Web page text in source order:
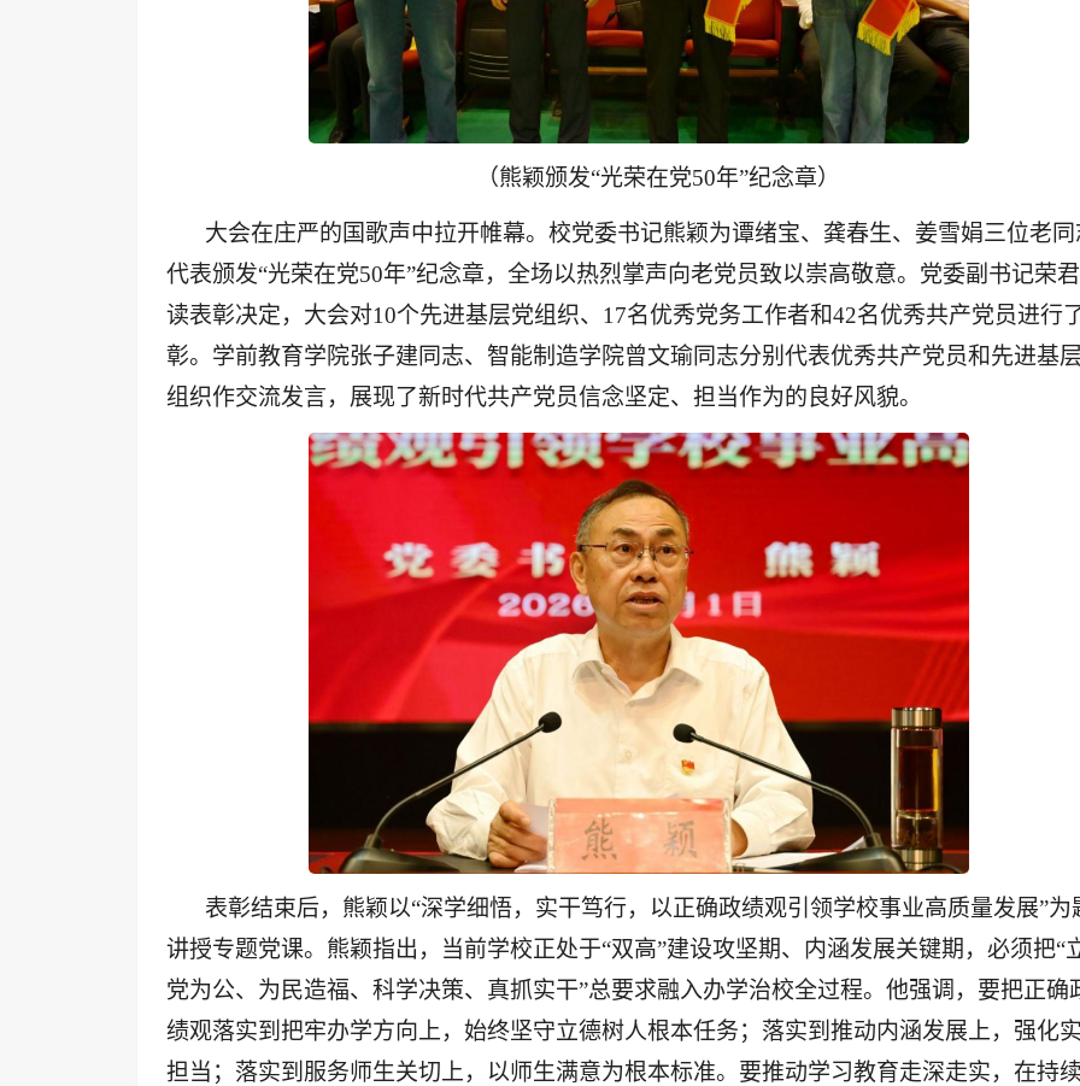
（熊颖颁发“光荣在党50年”纪念章）
大会在庄严的国歌声中拉开帷幕。校党委书记熊颖为谭绪宝、龚春生、姜雪娟三位老同
代表颁发“光荣在党50年”纪念章，全场以热烈掌声向老党员致以崇高敬意。党委副书记荣
读表彰决定，大会对10个先进基层党组织、17名优秀党务工作者和42名优秀共产党员进行
彰。学前教育学院张子建同志、智能制造学院曾文瑜同志分别代表优秀共产党员和先进基
组织作交流发言，展现了新时代共产党员信念坚定、担当作为的良好风貌。
表彰结束后，熊颖以“深学细悟，实干笃行，以正确政绩观引领学校事业高质量发展”为
讲授专题党课。熊颖指出，当前学校正处于“双高”建设攻坚期、内涵发展关键期，必须把“
党为公、为民造福、科学决策、真抓实干”总要求融入办学治校全过程。他强调，要把正确
绩观落实到把牢办学方向上，始终坚守立德树人根本任务；落实到推动内涵发展上，强化
担当；落实到服务师生关切上，以师生满意为根本标准。要推动学习教育走深走实，在持